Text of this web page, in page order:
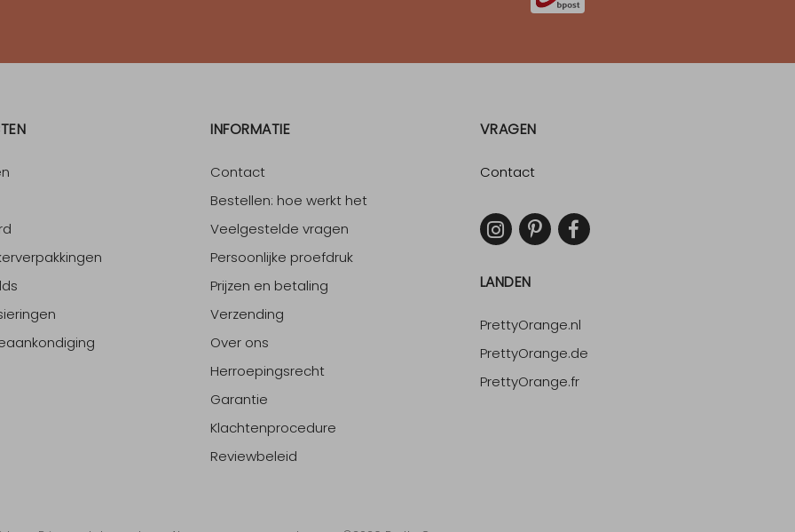
INFORMATIE
Contact
Bestellen: hoe werkt het
Veelgestelde vragen
Persoonlijke proefdruk
Prijzen en betaling
Verzending
Over ons
Herroepingsrecht
Garantie
Klachtenprocedure
Reviewbeleid
VRAGEN
Contact
LANDEN
PrettyOrange.nl
PrettyOrange.de
PrettyOrange.fr